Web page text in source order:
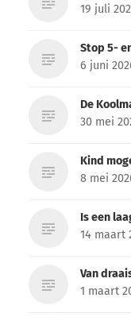
19 juli
Stop 5-
6 juni
De
30 mei
Kind
8 mei
Is een
14 maart
Van
1 maart